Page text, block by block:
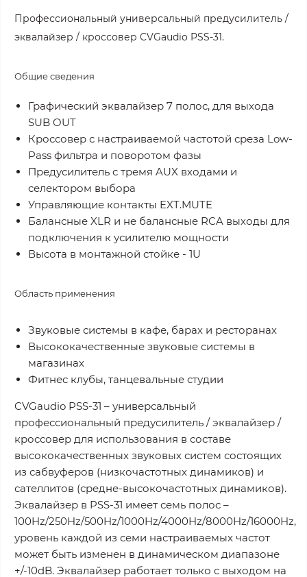
Профессиональный универсальный предусилитель /
эквалайзер / кроссовер CVGaudio PSS-31.
Общие сведения
Графический эквалайзер 7 полос, для выхода
SUB OUT
Кроссовер с настраиваемой частотой среза Low-
Pass фильтра и поворотом фазы
Предусилитель с тремя AUX входами и
селектором выбора
Управляющие контакты EXT.MUTE
Балансные XLR и не балансные RCA выходы для
подключения к усилителю мощности
Высота в монтажной стойке - 1U
Область применения
Звуковые системы в кафе, барах и ресторанах
Высококачественные звуковые системы в
магазинах
Фитнес клубы, танцевальные студии
CVGaudio PSS-31 – универсальный
профессиональный предусилитель / эквалайзер /
кроссовер для использования в составе
высококачественных звуковых систем состоящих
из сабвуферов (низкочастотных динамиков) и
сателлитов (средне-высокочастотных динамиков).
Эквалайзер в PSS-31 имеет семь полос –
100Hz/250Hz/500Hz/1000Hz/4000Hz/8000Hz/16000Hz,
уровень каждой из семи настраиваемых частот
может быть изменен в динамическом диапазоне
+/-10dB. Эквалайзер работает только с выходом на